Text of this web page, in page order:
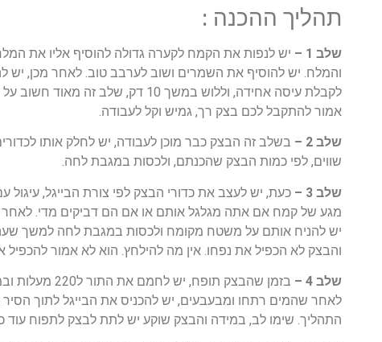
תהליך ההכנה :
שלב 1 –
יש לנפות את הקמח לקערה גדולה להוסיף אליו את
והמלח. יש להוסיף את השמרים ושוב לערבב טוב. לאחר מכן, יש
לקבלת עיסה אחידה, וללוש במשך 10
אמור להתקבל לכם בצק רך, גמיש וקל לעבודה.
שלב 2 –
בשלב זה הבצק כבר מוכן לעבודה, יש לחלק אותו
שווים, לפי כמות הבצק שהכנתם, ולכסות במגבת לחה.
שלב 3 –
כעת, יש לעצב את כדורי הבצק לפי צורת הבייגל,
מגע של קמח אם אתה מגלגל אותם או אם הם דביקים מדי. לאחר
יש להניח אותם על משטח מקומח ולכסות במגבת לחה למשך
והבצק לא הכפיל את נפחו. אין מה להילחץ. הוא לא אמור להכפיל
שלב 4 –
בזמן שהבצק
לאחר שהמים רתחו ומבעבעים, יש להכניס את הבייגל לתוך
התהליך. שימו לב, במידה והבצק שוקע יש לתת לבצק לתפוח